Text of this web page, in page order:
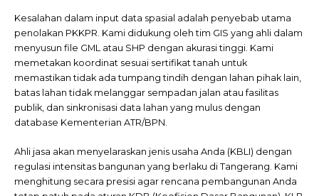
Kesalahan dalam input data spasial adalah penyebab utama
penolakan PKKPR. Kami didukung oleh tim GIS yang ahli dalam
menyusun file GML atau SHP dengan akurasi tinggi. Kami
memetakan koordinat sesuai sertifikat tanah untuk
memastikan tidak ada tumpang tindih dengan lahan pihak lain,
batas lahan tidak melanggar sempadan jalan atau fasilitas
publik, dan sinkronisasi data lahan yang mulus dengan
database Kementerian ATR/BPN.
Ahli jasa akan menyelaraskan jenis usaha Anda (KBLI) dengan
regulasi intensitas bangunan yang berlaku di Tangerang. Kami
menghitung secara presisi agar rencana pembangunan Anda